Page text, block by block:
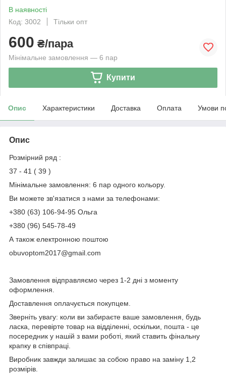
В наявності
Код: 3002
Тільки опт
600 ₴/пара
Мінімальне замовлення — 6 пар
Купити
Опис Характеристики Доставка Оплата Умови
Опис
Розмірний ряд :
37 - 41 ( 39 )
Мінімальне замовлення: 6 пар одного кольору.
Ви можете зв'язатися з нами за телефонами:
+380 (63) 106-94-95 Ольга
+380 (96) 545-78-49
А також електронною поштою
obuvoptom2017@gmail.com
Замовлення відправляємо через 1-2 дні з моменту
оформлення.
Доставлення оплачується покупцем.
Зверніть увагу: коли ви забираєте ваше замовлення, будь
ласка, перевірте товар на відділенні, оскільки, пошта - це
посередник у нашій з вами роботі, який ставить фінальну
крапку в співпраці.
Виробник завжди залишає за собою право на заміну 1,2
розмірів.